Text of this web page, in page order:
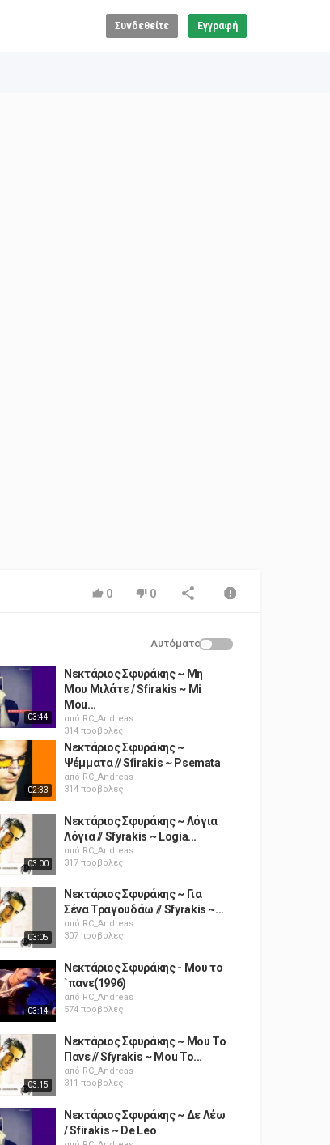
Συνδεθείτε Εγγραφή
0 0
Αυτόματο
03:44
Νεκτάριος Σφυράκης ~ Μη
Μου Μιλάτε / Sfirakis ~ Mi
Mou...
από RC_Andreas
314 προβολές
02:33
Νεκτάριος Σφυράκης ~
Ψέμματα // Sfirakis ~ Psemata
από RC_Andreas
314 προβολές
03:00
Νεκτάριος Σφυράκης ~ Λόγια
Λόγια // Sfyrakis ~ Logia...
από RC_Andreas
317 προβολές
03:05
Νεκτάριος Σφυράκης ~ Για
Σένα Τραγουδάω // Sfyrakis ~...
από RC_Andreas
307 προβολές
03:14
Νεκτάριος Σφυράκης - Μου το
`πανε(1996)
από RC_Andreas
574 προβολές
03:15
Νεκτάριος Σφυράκης ~ Μου Το
Πανε // Sfyrakis ~ Mou To...
από RC_Andreas
311 προβολές
Νεκτάριος Σφυράκης ~ Δε Λέω
/ Sfirakis ~ De Leo